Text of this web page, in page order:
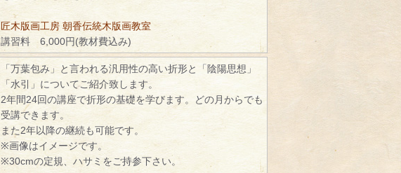
匠木版画工房 朝香伝統木版画教室
講習料 6,000円(教材費込み)
「万葉包み」と言われる汎用性の高い折形と「陰陽思想」
「水引」についてご紹介致します。
2年間24回の講座で折形の基礎を学びます。どの月からでも
受講できます。
また2年以降の継続も可能です。
※画像はイメージです。
※30cmの定規、ハサミをご持参下さい。